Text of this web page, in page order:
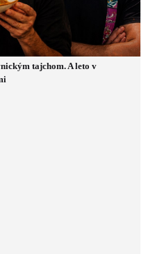
tajchom. A leto v